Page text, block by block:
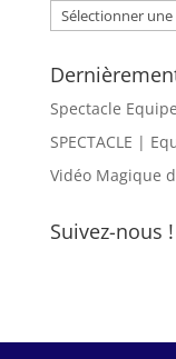
Actualités
Spectacle
SPECTACLE |
Vidéo Magique
Suivez-nous !